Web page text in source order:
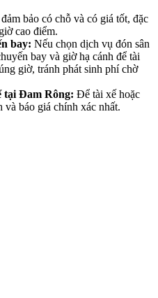
bảo có chỗ và có giá tốt, đặc
cao điểm.
bay: Nếu chọn dịch vụ đón sân
bay và giờ hạ cánh để tài
giờ, tránh phát sinh phí chờ
tại Đam Rông: Để tài xế hoặc
báo giá chính xác nhất.